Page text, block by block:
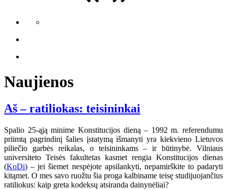
Naujienos
Aš – ratiliokas: teisininkai
Spalio 25-ąją minime Konstitucijos dieną – 1992 m. referendumu
priimtą pagrindinį šalies įstatymą išmanyti yra kiekvieno Lietuvos
piliečio garbės reikalas, o teisininkams – ir būtinybė. Vilniaus
universiteto Teisės fakultetas kasmet rengia Konstitucijos dienas
(KoDi) – jei šiemet nespėjote apsilankyti, nepamirškite to padaryti
kitąmet. O mes savo ruožtu šia proga kalbiname teisę studijuojančius
ratiliokus: kaip greta kodeksų atsiranda dainynėliai?